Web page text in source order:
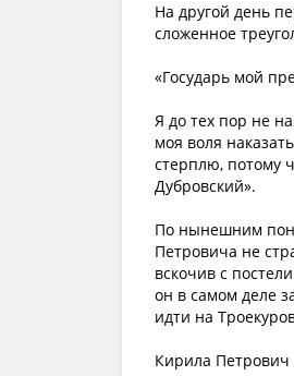
На другой день
сложенное
«Государь мой
Я до тех пор не
моя воля
стерплю, потому
Дубровский».
По нынешним
Петровича не
вскочив с
он в самом деле
идти на
Кирила Петрович